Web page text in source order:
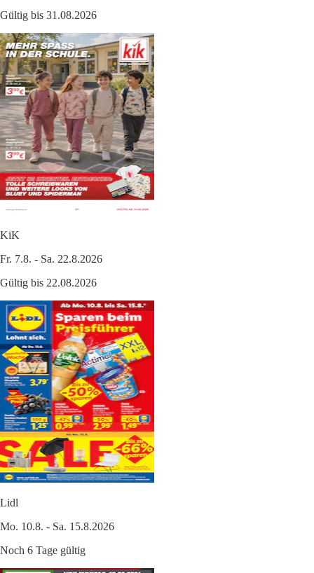
Gültig bis 31.08.2026
KiK
Fr. 7.8. - Sa. 22.8.2026
Gültig bis 22.08.2026
Lidl
Mo. 10.8. - Sa. 15.8.2026
Noch 6 Tage gültig